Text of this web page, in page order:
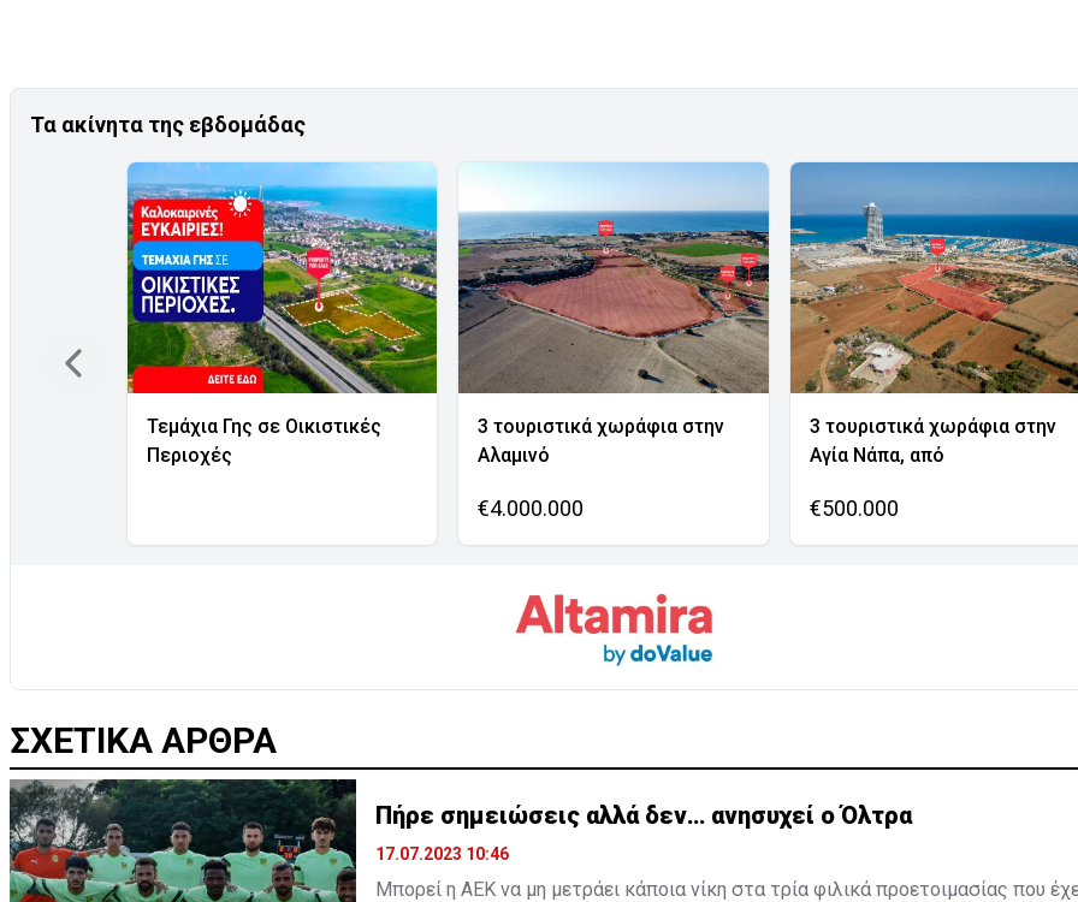
Τα ακίνητα της εβδομάδας
Τεμάχια Γης σε Οικιστικές
Περιοχές
3 τουριστικά χωράφια στην
Αλαμινό
€4.000.000
3 τουριστικά χωράφια στην
Αγία Νάπα, από
€500.000
ΣΧΕΤΙΚΑ ΑΡΘΡΑ
Πήρε σημειώσεις αλλά δεν… ανησυχεί ο Όλτρα
17.07.2023 10:46
Μπορεί η ΑΕΚ να μη μετράει κάποια νίκη στα τρία φιλικά προετοιμασίας που